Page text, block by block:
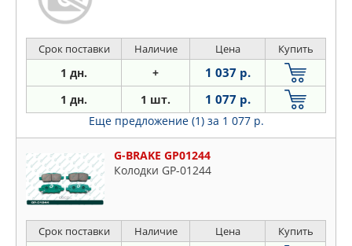
Срок поставки Наличие Цена Купить
1 дн. + 1 037 р.
1 дн. 1 шт. 1 077 р.
Еще предложение (1) за 1 077 р.
G-BRAKE GP01244
Колодки GP-01244
Срок поставки Наличие Цена Купить